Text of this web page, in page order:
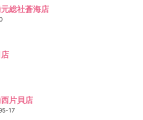
総社蒼海店
片貝店
17